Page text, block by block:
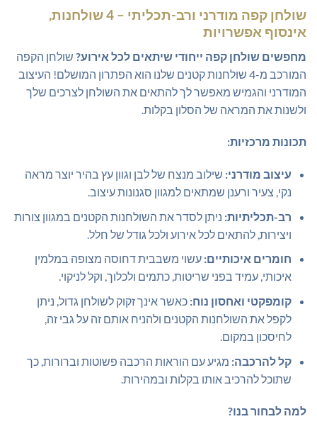
שולחן קפה מודרני ורב-תכליתי – 4 שולחנות,
אינסוף אפשרויות
מחפשים שולחן קפה ייחודי שיתאים לכל אירוע? שולחן הקפה
המורכב מ-4 שולחנות קטנים שלנו הוא הפתרון המושלם! העיצוב
המודרני והגמיש מאפשר לך להתאים את השולחן לצרכים שלך
ולשנות את המראה של הסלון בקלות.
תכונות מרכזיות:
עיצוב מודרני: שילוב מנצח של לבן וגוון עץ בהיר יוצר מראה
נקי, צעיר ורענן שמתאים למגוון סגנונות עיצוב.
רב-תכליתיות: ניתן לסדר את השולחנות הקטנים במגוון צורות
ויצירות, להתאים לכל אירוע ולכל גודל של חלל.
חומרים איכותיים: עשוי משבבית דחוסה מצופה במלמין
איכותי, עמיד בפני שריטות, כתמים ולכלוך, וקל לניקוי.
קומפקטי ואחסון נוח: כאשר אינך זקוק לשולחן גדול, ניתן
לקפל את השולחנות הקטנים ולהניח אותם זה על גבי זה,
לחיסכון במקום.
קל להרכבה: מגיע עם הוראות הרכבה פשוטות וברורות, כך
שתוכל להרכיב אותו בקלות ובמהירות.
למה לבחור בנו?